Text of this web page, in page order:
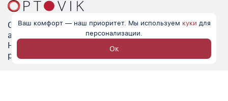
Optovik.com - электронная площадка для
автоматизации закупок и поиска поставщиков.
Низкие цены, надёжные контрагенты и удобство
работы.
Ваш комфорт — наш приоритет. Мы используем куки для
персонализации.
Ок